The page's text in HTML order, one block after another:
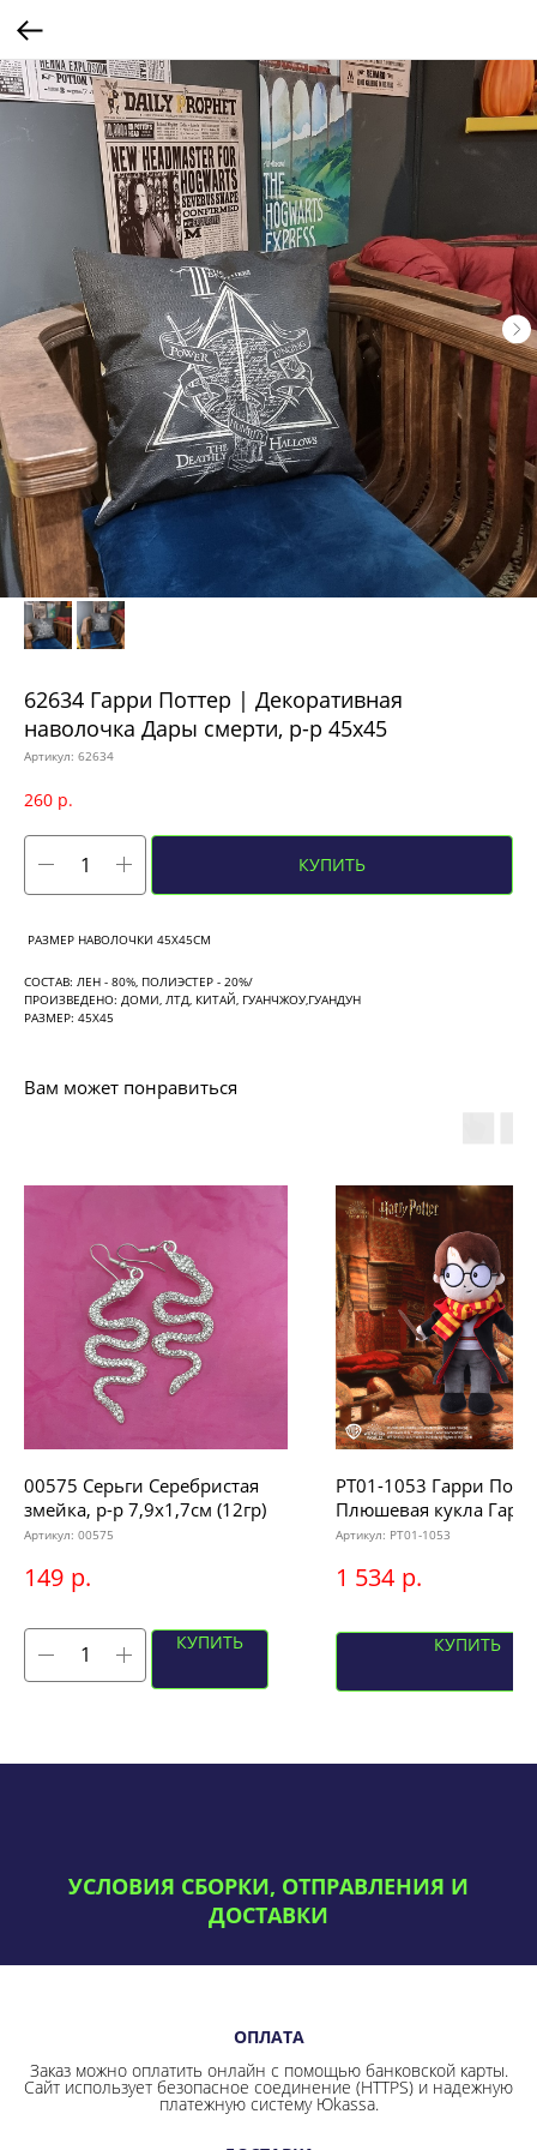
62634 Гарри Поттер | Декоративная
наволочка Дары смерти, р-р 45х45
Артикул: 62634
260 р.
КУПИТЬ
РАЗМЕР НАВОЛОЧКИ 45Х45СМ
СОСТАВ: ЛЕН - 80%, ПОЛИЭСТЕР - 20%/
ПРОИЗВЕДЕНО: ДОМИ, ЛТД, КИТАЙ, ГУАНЧЖОУ,ГУАНДУН
РАЗМЕР: 45Х45
Вам может понравиться
00575 Серьги Серебристая
змейка, р-р 7,9х1,7см (12гр)
Артикул: 00575
149 р.
КУПИТЬ
PT01-1053 Гарри
Плюшевая кукла
Поттер с волшебной
Артикул: PT01-1053
1 534 р.
КУПИТЬ
УСЛОВИЯ СБОРКИ, ОТПРАВЛЕНИЯ И
ДОСТАВКИ
ОПЛАТА
Заказ можно оплатить онлайн с помощью банковской карты.
Сайт использует безопасное соединение (HTTPS) и надежную
платежную систему Юkassa.